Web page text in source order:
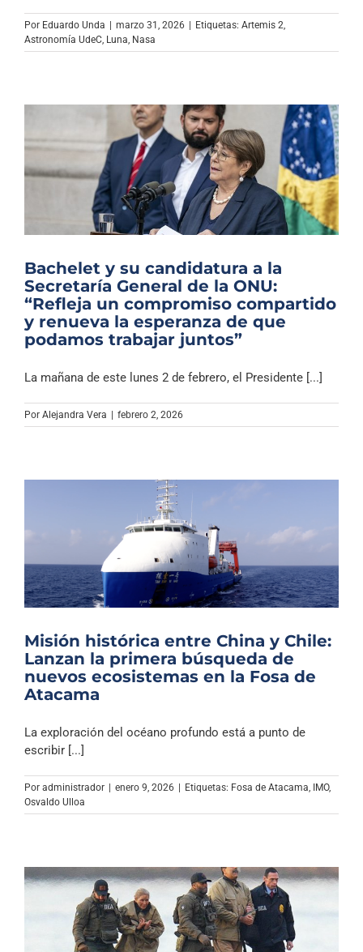
Por Eduardo Unda | marzo 31, 2026 | Etiquetas: Artemis 2
Astronomía UdeC Luna Nasa
Bachelet y su candidatura a la
Secretaría General de la ONU:
“Refleja un compromiso compartido
y renueva la esperanza de que
podamos trabajar juntos”
La mañana de este lunes 2 de febrero, el Presidente [...]
Por Alejandra Vera febrero 2, 2026
Misión histórica entre China y Chile:
Lanzan la primera búsqueda de
nuevos ecosistemas en la Fosa de
Atacama
La exploración del océano profundo está a punto de
escribir [...]
Por administrador | enero 9, 2026 | Etiquetas: Fosa de Atacama, IMO,
Osvaldo Ulloa